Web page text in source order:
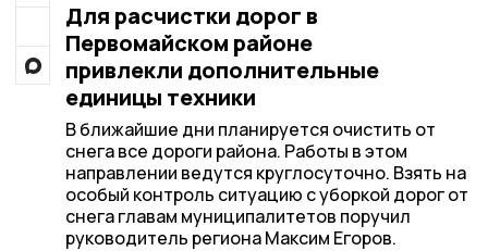
Для расчистки дорог в
Первомайском районе
привлекли дополнительные
единицы техники
В ближайшие дни планируется очистить от
снега все дороги района. Работы в этом
направлении ведутся круглосуточно. Взять на
особый контроль ситуацию с уборкой дорог от
снега главам муниципалитетов поручил
руководитель региона Максим Егоров.